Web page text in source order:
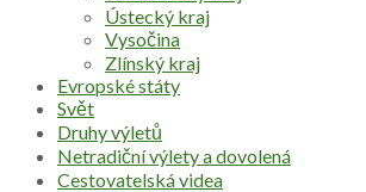
Ústecký kraj
Vysočina
Zlínský kraj
Evropské státy
Svět
Druhy výletů
Netradiční výlety a dovolená
Cestovatelská videa